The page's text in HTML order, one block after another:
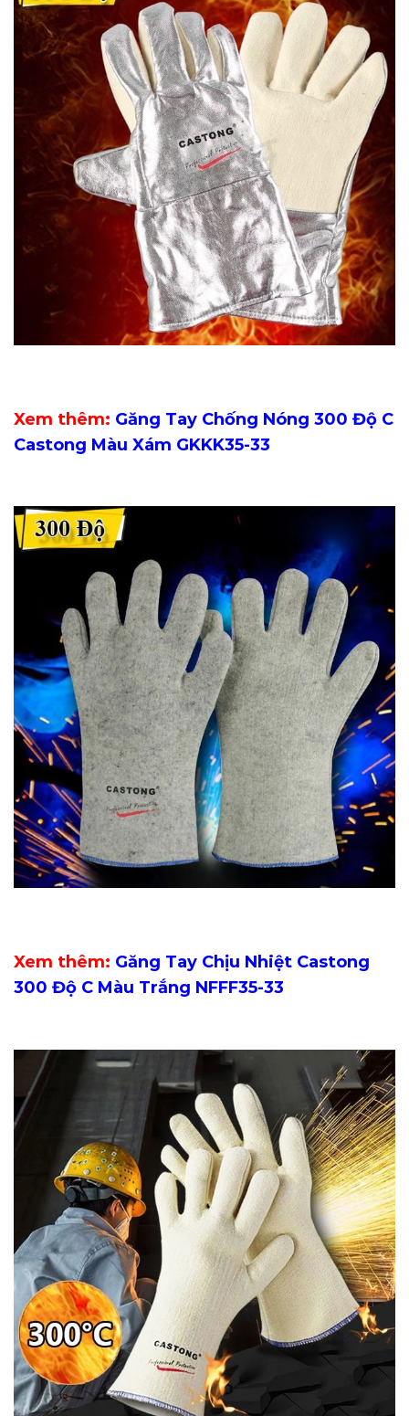
Xem thêm: Găng Tay Chống Nóng 300 Độ C
Castong Màu Xám GKKK35-33
Xem thêm: Găng Tay Chịu Nhiệt Castong
300 Độ C Màu Trắng NFFF35-33